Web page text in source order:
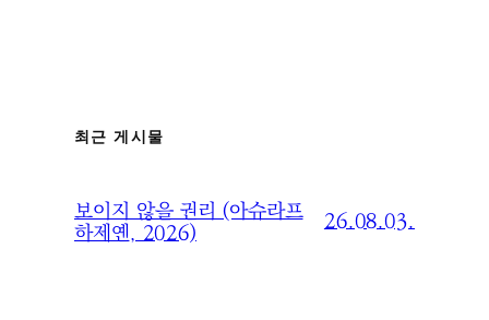
최근 게시물
보이지 않을 권리 (아슈라프
하제옌, 2026) 26.08.03.